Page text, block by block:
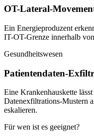
OT-Lateral-
Ein Energieproduzent
IT-OT-Grenze innerhalb
Gesundheitswesen
Patientendaten-
Eine Krankenhauskette
Datenexfiltrations-Mustern
eskalieren.
Für wen ist es geeignet?